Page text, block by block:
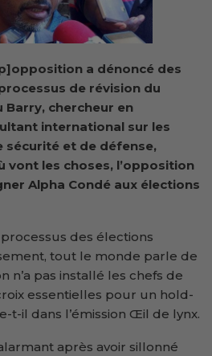
a dénoncé des
de révision du
Barry, chercheur en
international sur les
sécurité et de défense,
vont les choses, l’opposition
Alpha Condé aux élections
processus des élections
tout le monde parle de
n’a pas installé les chefs de
essentielles pour un hold-
t-il dans l’émission Œil de lynx.
après avoir sillonné